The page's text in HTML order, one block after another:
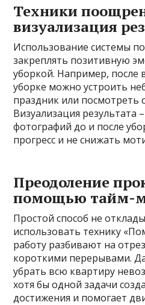
Техники
визуализация
Использование системы
закреплять позитивную
уборкой. Например, после
уборке можно устроить
праздник или посмотреть
Визуализация результата
фотографий до и после
прогресс и не снижать
Преодоление
помощью тайм-
Простой способ не
использовать технику
работу разбивают на
короткими перерывами.
убрать всю квартиру
хотя бы одной задачи
достижения и помогает